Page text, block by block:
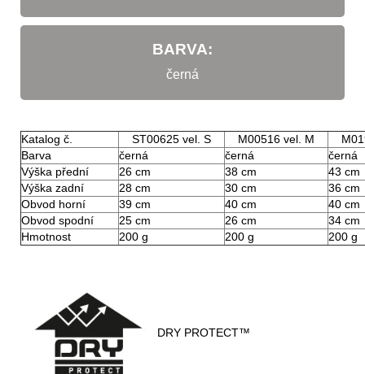
BARVA:
černá
Katalog č. ST00625 vel. S M00516 vel. M
Barva
černá černá
černá
Výška přední
26 cm 38 cm
43 cm
Výška zadní
28 cm 30 cm
36 cm
Obvod horní
39 cm 40 cm
40 cm
Obvod spodní
25 cm 26 cm
34 cm
Hmotnost
200 g 200 g 200 g
DRY PROTECT™